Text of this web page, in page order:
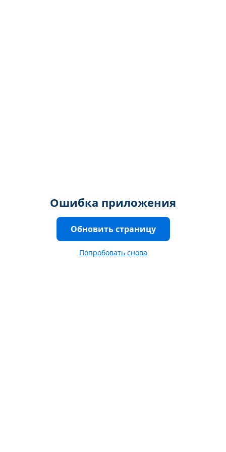
Ошибка приложения
Обновить страницу
Попробовать снова